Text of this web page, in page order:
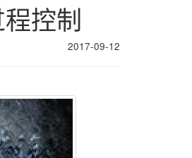
控制
2017-09-12